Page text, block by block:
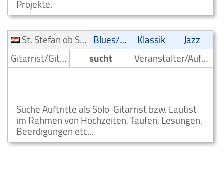
Projekte.
St. Stefan ob Stainz
Blues/Swing Klassik
Jazz
Gitarrist/Gitarrenspieler
sucht Veranstalter/Auftrittsmoeglichkeit
Suche Auftritte als Solo-Gitarrist bzw. Lautist
im Rahmen von Hochzeiten, Taufen, Lesungen,
Beerdigungen etc...